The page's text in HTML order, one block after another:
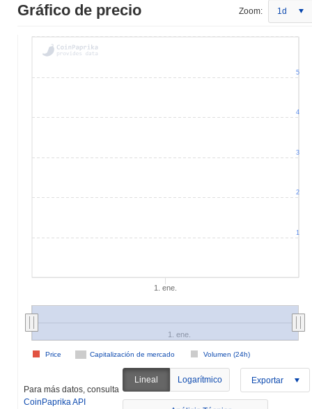
Gráfico de precio Zoom: 1d
1. ene.
Capitalización de mercado Volumen (24h)
Price
1. ene.
1
2
3
4
5
Para más datos, consulta
CoinPaprika API
Lineal Logarítmico Exportar